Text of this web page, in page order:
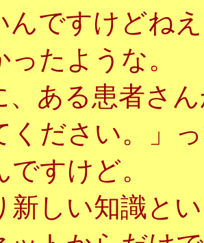
んですけどね
たような。
、ある患者さ
ください。」
ですけど。
新しい知識と